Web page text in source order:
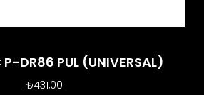
DR86 PUL (UNIVERSAL)
₺431,00